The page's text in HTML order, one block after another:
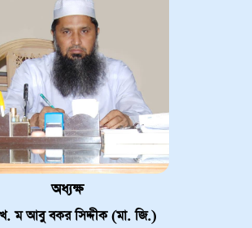
অধ্যক্ষ
ম আবু বকর সিদ্দীক (মা. জি.)